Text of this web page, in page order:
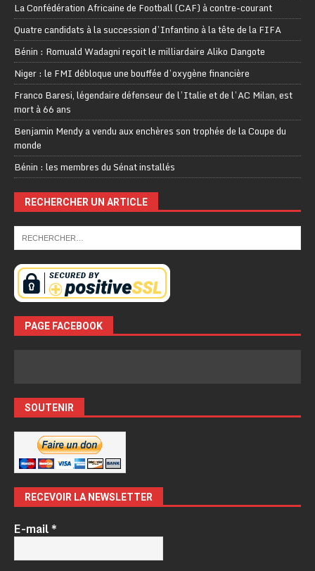
La Confédération Africaine de Football (CAF) à contre-courant
Quatre candidats à la succession d’Infantino à la tête de la FIFA
Bénin : Romuald Wadagni reçoit le milliardaire Aliko Dangote
Niger : le FMI débloque une bouffée d’oxygène financière
Franco Baresi, légendaire défenseur de l’Italie et de l’AC Milan, est
mort à 66 ans
Benjamin Mendy a vendu aux enchères son trophée de la Coupe du
monde
Bénin : les membres du Sénat installés
RECHERCHER UN ARTICLE
PAGE FACEBOOK
SOUTENIR
RECEVOIR LA NEWSLETTER
E-mail*